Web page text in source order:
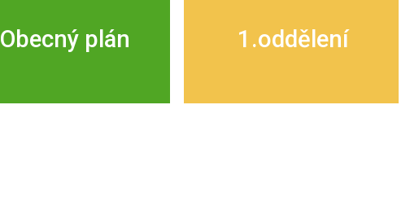
Obecný plán 1.oddělení